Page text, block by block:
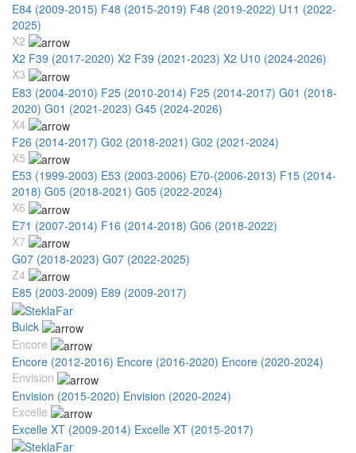
E84 (2009-2015) F48 (2015-2019) F48 (2019-2022) U11 (2022-
2025)
X2
X2 F39 (2017-2020) X2 F39 (2021-2023) X2 U10 (2024-2026)
X3
E83 (2004-2010) F25 (2010-2014) F25 (2014-2017) G01 (2018-
2020) G01 (2021-2023) G45 (2024-2026)
X4
F26 (2014-2017) G02 (2018-2021) G02 (2021-2024)
X5
E53 (1999-2003) E53 (2003-2006) E70-(2006-2013) F15 (2014-
2018) G05 (2018-2021) G05 (2022-2024)
X6
E71 (2007-2014) F16 (2014-2018) G06 (2018-2022)
X7
G07 (2018-2023) G07 (2022-2025)
Z4
E85 (2003-2009) E89 (2009-2017)
Buick
Encore
Encore (2012-2016) Encore (2016-2020) Encore (2020-2024)
Envision
Envision (2015-2020) Envision (2020-2024)
Excelle
Excelle XT (2009-2014) Excelle XT (2015-2017)